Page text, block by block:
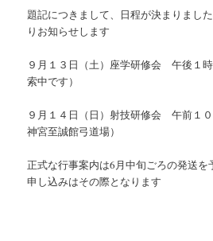
移
題記につきまして、日程が決まりまし
りお知らせします
９月１３日（土）座学研修会 午後１
索中です）
９月１４日（日）射技研修会 午前１
神宮至誠館弓道場）
正式な行事案内は6月中旬ごろの発送を
申し込みはその際となります